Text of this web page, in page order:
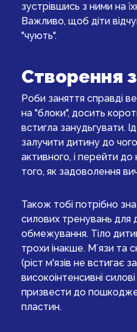
зустрівшись з ними на
Важливо, щоб діти
"чують".
Створення
Роби заняття справді
на "блоки", досить
встигла занудьгувати.
залучити дитину до
активного, і перейти
того, як задоволення
Також тобі потрібно
силових тренувань для
обмежування. Тіло
трохи інакше. Мʼязи та
(ріст м'язів не встигає
високоінтенсивні
призвести до
пластин.